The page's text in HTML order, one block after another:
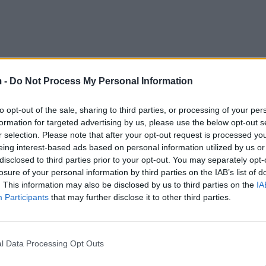
- Do Not Process My Personal Information
opt-out of the sale, sharing to third parties, or processing of your
for targeted advertising by us, please use the below opt-out
selection. Please note that after your opt-out request is processed
interest-based ads based on personal information utilized by us
to third parties prior to your opt-out. You may separately
of your personal information by third parties on the IAB’s list of
This information may also be disclosed by us to third parties on the
Participants that may further disclose it to other third parties.
Data Processing Opt Outs
pa shenja jete dhe me shenja dhune, shtetasi M.
së 85-vjeçarit dyshohet se është djali i tij, shtetasi
e ka mbytur.
shtetasi A. S., dhe po punohet për zbardhjen e